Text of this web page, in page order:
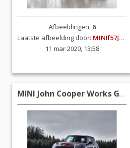
Afbeeldingen: 6
Laatste afbeelding door: MINIf57JCW
11 mar 2020, 13:58
MINI John Cooper Works GP2 (R56)